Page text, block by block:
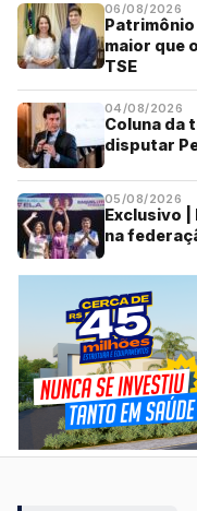
06/08/2026
Patrimônio
maior que
TSE
04/08/2026
Coluna da
disputar
05/08/2026
Exclusivo |
na